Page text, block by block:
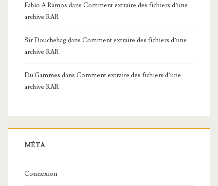
Fabio A Ramos dans Comment extraire des fichiers d’une
archive RAR
Sir Douchebagdans Comment extraire des fichiers d’une
archive RAR
Du Gammes dans Comment extraire des fichiers d’une
archive RAR
MÉTA
Connexion